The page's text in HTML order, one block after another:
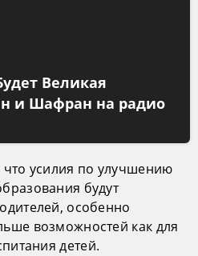
Великая
и Шафран на радио
усилия по улучшению
будут
особенно
возможностей как для
детей.